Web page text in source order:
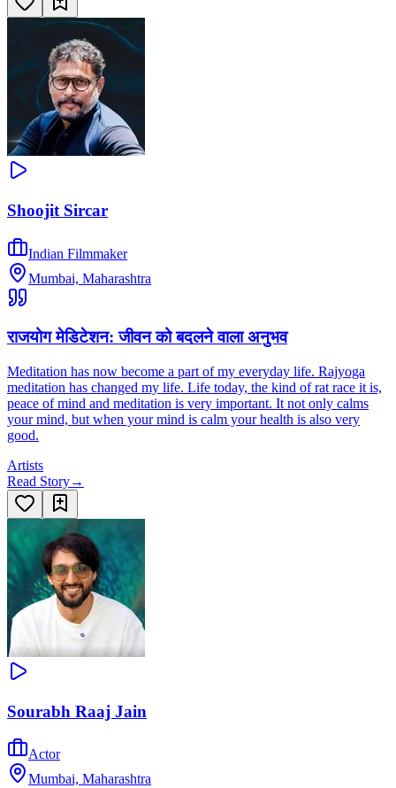
Shoojit Sircar
Indian Filmmaker
Mumbai, Maharashtra
राजयोग मेडिटेशन: जीवन को बदलने वाला अनुभव
Meditation has now become a part of my everyday life. Rajyoga
meditation has changed my life. Life today, the kind of rat race it is,
peace of mind and meditation is very important. It not only calms
your mind, but when your mind is calm your health is also very
good.
Artists
Read Story→
Sourabh Raaj Jain
Actor
Mumbai, Maharashtra